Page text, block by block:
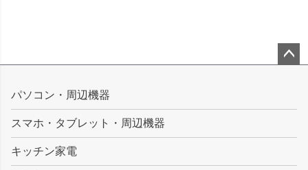
ップ
パソコン・周辺機器
スマホ・タブレット・周辺機器
キッチン家電